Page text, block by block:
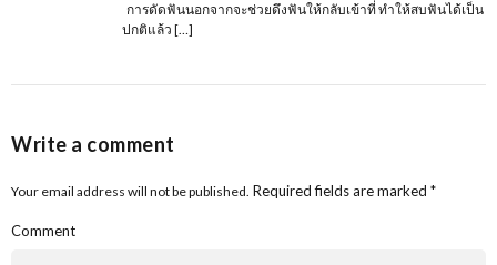
การดัดฟันนอกจากจะช่วยดึงฟันให้กลับเข้าที่ ทำให้สบฟันได้เป็น
ปกติแล้ว […]
Write a comment
Your email address will not be published. Required fields are marked *
Comment